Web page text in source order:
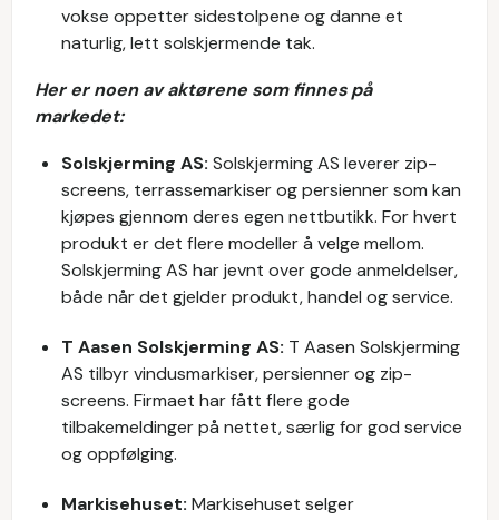
vokse oppetter sidestolpene og danne et
naturlig, lett solskjermende tak.
Her er noen av aktørene som finnes på
markedet:
Solskjerming AS: Solskjerming AS leverer zip-
screens, terrassemarkiser og persienner som kan
kjøpes gjennom deres egen nettbutikk. For hvert
produkt er det flere modeller å velge mellom.
Solskjerming AS har jevnt over gode anmeldelser,
både når det gjelder produkt, handel og service.
T Aasen Solskjerming AS: T Aasen Solskjerming
AS tilbyr vindusmarkiser, persienner og zip-
screens. Firmaet har fått flere gode
tilbakemeldinger på nettet, særlig for god service
og oppfølging.
Markisehuset: Markisehuset selger